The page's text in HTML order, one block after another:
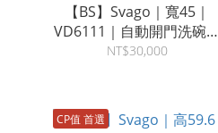
【BS】Svago｜寬45｜
VD6111｜自動開門洗碗機
半嵌式
NT$30,000
CP值 首選